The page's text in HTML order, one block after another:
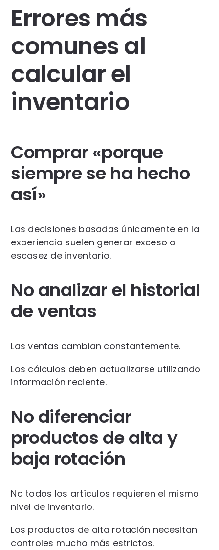
Errores más
comunes al
calcular el
inventario
Comprar «porque
siempre se ha hecho
así»
Las decisiones basadas únicamente en la
experiencia suelen generar exceso o
escasez de inventario.
No analizar el historial
de ventas
Las ventas cambian constantemente.
Los cálculos deben actualizarse utilizando
información reciente.
No diferenciar
productos de alta y
baja rotación
No todos los artículos requieren el mismo
nivel de inventario.
Los productos de alta rotación necesitan
controles mucho más estrictos.